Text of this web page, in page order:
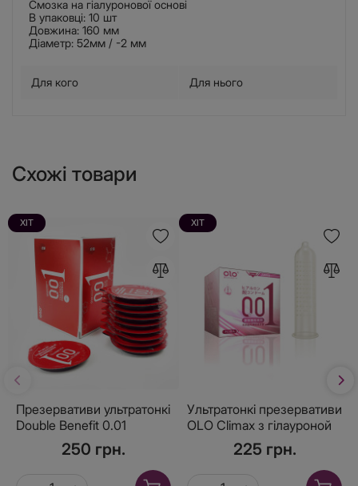
Смозка на гіалуронової основі
В упаковці: 10 шт
Довжина: 160 мм
Діаметр: 52мм / -2 мм
Для кого Для нього
Схожі товари
ХІТ
Презервативи ультратонкі
Double Benefit 0.01
Червоні 10 шт, зі
зігріваючим ефектом
250 грн.
ХІТ
Ультратонкі презервативи
OLO Climax з гілауроной
кислотою в якості
мастила 10 шт
225 грн.